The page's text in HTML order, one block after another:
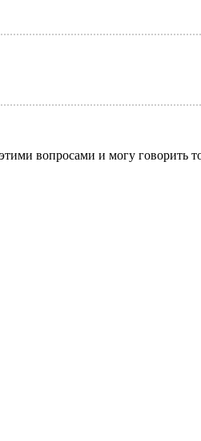
вопросами и могу говорить